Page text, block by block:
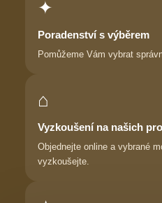
✦
Poradenství s výběrem
Pomůžeme Vám vybrat
⌂
Vyzkoušení na našich
Objednejte online a vybrané
vyzkoušejte.